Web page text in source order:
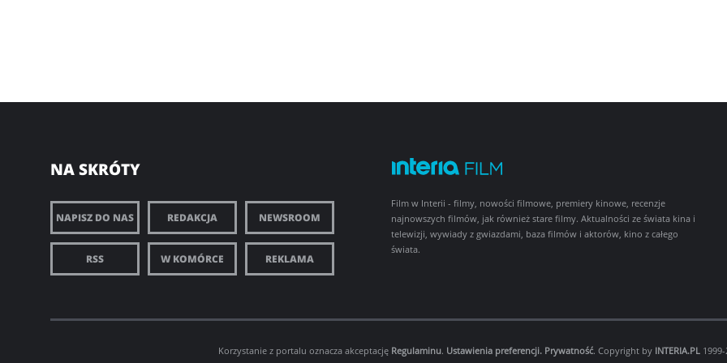
NA SKRÓTY
NAPISZ DO NAS REDAKCJA NEWSROOM
RSS W KOMÓRCE REKLAMA
Film w Interii - filmy, nowości filmowe, premiery kinowe, recenzje
najnowszych filmów, jak również stare filmy. Aktualności ze świata kina i
telewizji, wywiady z gwiazdami, baza filmów i aktorów, kino z całego
świata.
Korzystanie z portalu oznacza akceptację Regulaminu. Ustawienia preferencji. Prywatność. Copyright by INTERIA.PL